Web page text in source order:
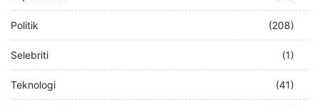
Politik (208)
Selebriti (1)
Teknologi (41)